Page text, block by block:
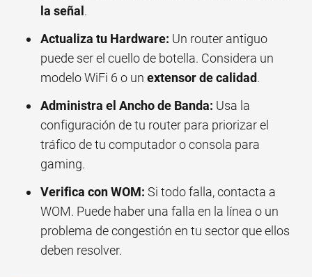
la señal.
Actualiza tu Hardware: Un router antiguo
puede ser el cuello de botella. Considera un
modelo WiFi 6 o un extensor de calidad.
Administra el Ancho de Banda: Usa la
configuración de tu router para priorizar el
tráfico de tu computador o consola para
gaming.
Verifica con WOM: Si todo falla, contacta a
WOM. Puede haber una falla en la línea o un
problema de congestión en tu sector que ellos
deben resolver.